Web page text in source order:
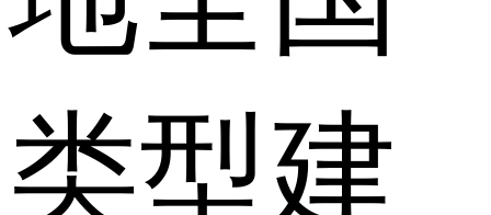
类型建